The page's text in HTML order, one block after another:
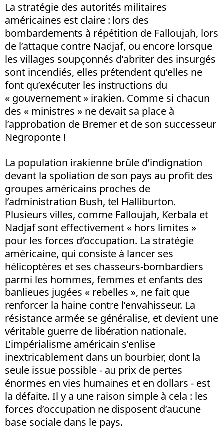
La stratégie des autorités militaires
américaines est claire : lors des
bombardements à répétition de Falloujah, lors
de l’attaque contre Nadjaf, ou encore lorsque
les villages soupçonnés d’abriter des insurgés
sont incendiés, elles prétendent qu’elles ne
font qu’exécuter les instructions du
« gouvernement » irakien. Comme si chacun
des « ministres » ne devait sa place à
l’approbation de Bremer et de son successeur
Negroponte !
La population irakienne brûle d’indignation
devant la spoliation de son pays au profit des
groupes américains proches de
l’administration Bush, tel Halliburton.
Plusieurs villes, comme Falloujah, Kerbala et
Nadjaf sont effectivement « hors limites »
pour les forces d’occupation. La stratégie
américaine, qui consiste à lancer ses
hélicoptères et ses chasseurs-bombardiers
parmi les hommes, femmes et enfants des
banlieues jugées « rebelles », ne fait que
renforcer la haine contre l’envahisseur. La
résistance armée se généralise, et devient une
véritable guerre de libération nationale.
L’impérialisme américain s’enlise
inextricablement dans un bourbier, dont la
seule issue possible - au prix de pertes
énormes en vies humaines et en dollars - est
la défaite. Il y a une raison simple à cela : les
forces d’occupation ne disposent d’aucune
base sociale dans le pays.